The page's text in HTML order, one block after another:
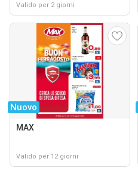
Valido per 2 giorni
Nuovo
MAX
Valido per 12 giorni